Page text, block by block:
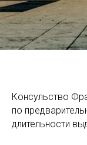
Консульство
по
длительности